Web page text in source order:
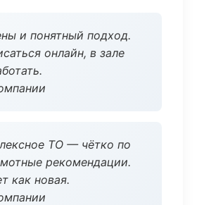
и понятный подход.
онлайн, в зале
ТО — чётко по
рекомендации.
как новая.